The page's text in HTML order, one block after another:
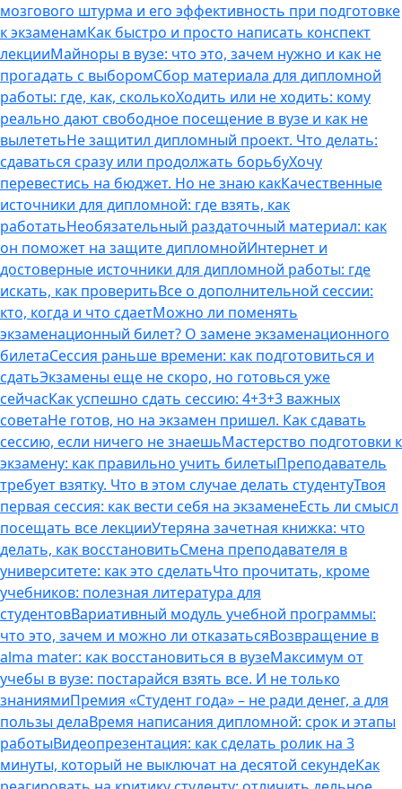
мозгового штурма и его эффективность при подготовке
к экзаменамКак быстро и просто написать конспект
лекцииМайноры в вузе: что это, зачем нужно и как не
прогадать с выборомСбор материала для дипломной
работы: где, как, сколькоХодить или не ходить: кому
реально дают свободное посещение в вузе и как не
вылететьНе защитил дипломный проект. Что делать:
сдаваться сразу или продолжать борьбуХочу
перевестись на бюджет. Но не знаю какКачественные
источники для дипломной: где взять, как
работатьНеобязательный раздаточный материал: как
он поможет на защите дипломнойИнтернет и
достоверные источники для дипломной работы: где
искать, как проверитьВсе о дополнительной сессии:
кто, когда и что сдаетМожно ли поменять
экзаменационный билет? О замене экзаменационного
билетаСессия раньше времени: как подготовиться и
сдатьЭкзамены еще не скоро, но готовься уже
сейчасКак успешно сдать сессию: 4+3+3 важных
советаНе готов, но на экзамен пришел. Как сдавать
сессию, если ничего не знаешьМастерство подготовки к
экзамену: как правильно учить билетыПреподаватель
требует взятку. Что в этом случае делать студентуТвоя
первая сессия: как вести себя на экзаменеЕсть ли смысл
посещать все лекцииУтеряна зачетная книжка: что
делать, как восстановитьСмена преподавателя в
университете: как это сделатьЧто прочитать, кроме
учебников: полезная литература для
студентовВариативный модуль учебной программы:
что это, зачем и можно ли отказатьсяВозвращение в
alma mater: как восстановиться в вузеМаксимум от
учебы в вузе: постарайся взять все. И не только
знаниямиПремия «Студент года» – не ради денег, а для
пользы делаВремя написания дипломной: срок и этапы
работыВидеопрезентация: как сделать ролик на 3
минуты, который не выключат на десятой секундеКак